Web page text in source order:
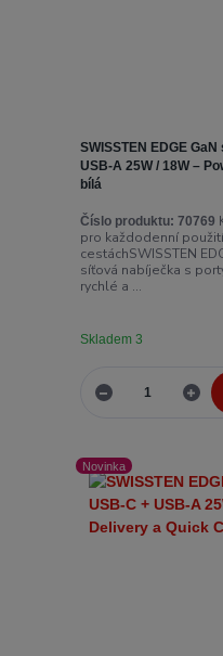
SWISSTEN EDGE
USB-A 25W / 18W –
bílá
Číslo produktu: 70769
pro každodenní
cestáchSWISSTEN
síťová nabíječka s
rychlé a ...
Skladem 3
Novinka